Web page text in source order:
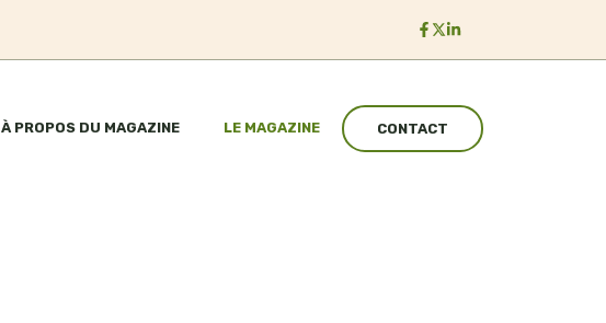
À PROPOS DU MAGAZINE LE MAGAZINE CONTACT